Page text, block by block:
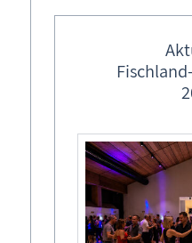
Lebendiger
über Gemeinschaft,
Ergänzt durch Arbeiten
die Ausstellung spannende
menschlicher Hoffnungen,
Zusammengestellt wurde
Freddy Langer. Der
(1929–2004) pflegte eine
Zingst. In den 1960er-